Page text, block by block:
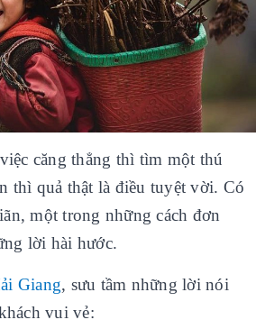
cụ học tập
bị trường học
– Bàn,ghế
– Âm thanh
lượngcăng thẳng thì tìm một thú
thì quả thật là điều tuyệt vời. Có
một trong những cách đơn
lời hài hước.
Giang, sưu tầm những lời nói
vui vẻ: